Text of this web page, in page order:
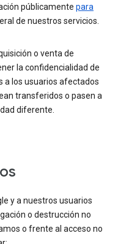
públicamente para
de nuestros servicios.
o venta de
la confidencialidad de
a los usuarios afectados
transferidos o pasen a
diferente.
y a nuestros usuarios
o destrucción no
o frente al acceso no